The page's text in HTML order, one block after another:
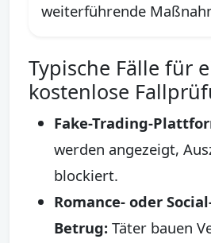
weiterführende
Typische Fälle für
kostenlose
Fake-Trading-
werden angezeigt,
blockiert.
Romance- oder
Betrug: Täter bauen